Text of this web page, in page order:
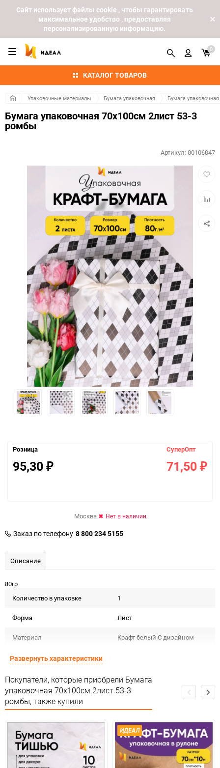
Cайт использует файлы cookie , чтобы гарантировать
максимальное удобство , предоставляя
персонализированную информацию.
КАТАЛОГ ТОВАРОВ
0
Упаковочные материалы Бумага упаковочная Бумага
Бумага упаковочная 70х100см 2лист 53-3
ромбы
Артикул:00106047
Розница
95,30 ₽
СуперОпт
71,50 ₽
Москва Нет в наличии
Заказ по телефону 8 800 234 5155
Описание
80гр
Количество в упаковке
1
Форма Лист
Материал Крафт белый С дизайном
Срок годности
Страна изготовителя КИТАЙ
Предназначение товара Для флористики
Особые условия Особых условий не требует
Минимальное количество 1
Развернуть характеристики
Покупатели, которые приобрели Бумага
упаковочная 70х100см 2лист 53-3
ромбы, также купили
ИДЕАЛ